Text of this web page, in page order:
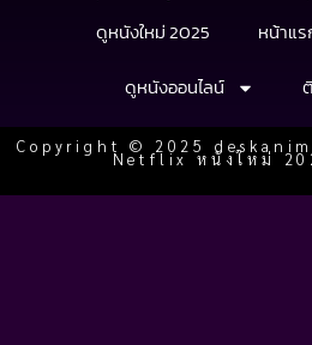
ดูหนังใหม่ 2025 หน้าแร
ดูหนังออนไลน์
Copyright © 2025
Netflix หนังใหม่